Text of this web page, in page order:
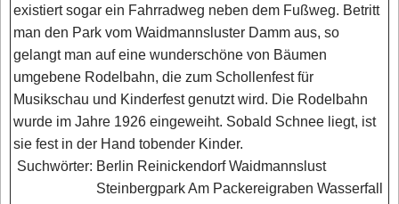
existiert sogar ein Fahrradweg neben dem Fußweg. Betritt
man den Park vom Waidmannsluster Damm aus, so
gelangt man auf eine wunderschöne von Bäumen
umgebene Rodelbahn, die zum Schollenfest für
Musikschau und Kinderfest genutzt wird. Die Rodelbahn
wurde im Jahre 1926 eingeweiht. Sobald Schnee liegt, ist
sie fest in der Hand tobender Kinder.
Suchwörter: Berlin Reinickendorf Waidmannslust
Steinbergpark Am Packereigraben Wasserfall